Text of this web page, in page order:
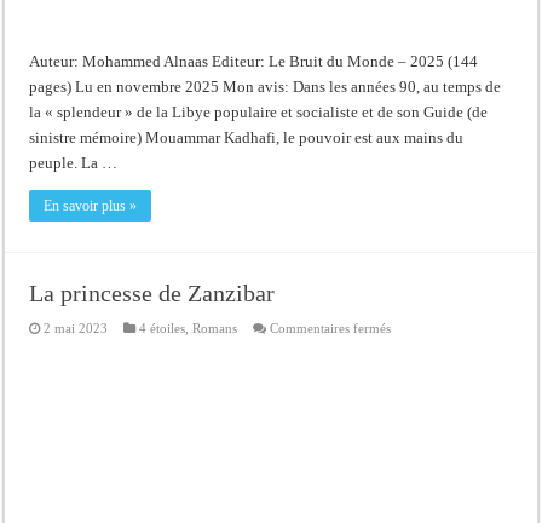
Auteur: Mohammed Alnaas Editeur: Le Bruit du Monde – 2025 (144
pages) Lu en novembre 2025 Mon avis: Dans les années 90, au temps de
la « splendeur » de la Libye populaire et socialiste et de son Guide (de
sinistre mémoire) Mouammar Kadhafi, le pouvoir est aux mains du
peuple. La …
En savoir plus »
La princesse de Zanzibar
2 mai 2023 4 étoiles ,Romans Commentaires ferméssur